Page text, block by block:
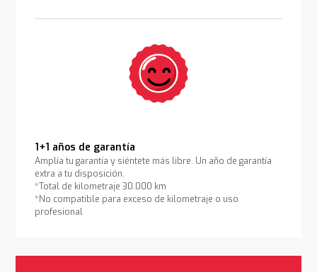
1+1 años de garantía
Amplía tu garantía y siéntete más libre. Un año de garantía
extra a tu disposición.
*Total de kilometraje 30.000 km
*No compatible para exceso de kilometraje o uso
profesional